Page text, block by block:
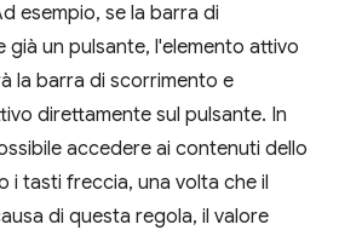
esempio, se la barra di
un pulsante, l'elemento attivo
la barra di scorrimento e
direttamente sul pulsante. In
accedere ai contenuti dello
i tasti freccia, una volta che il
di questa regola, il valore